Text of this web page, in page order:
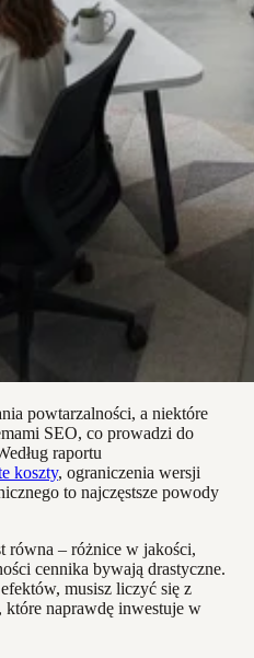
powtarzalności, a niektóre
SEO, co prowadzi do
raportu
koszty, ograniczenia wersji
to najczęstsze powody
równa – różnice w jakości,
cennika bywają drastyczne.
musisz liczyć się z
naprawdę inwestuje w